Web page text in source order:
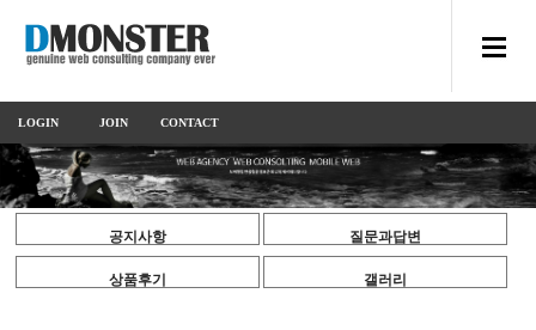
LOGIN JOIN CONTACT
US
공지사항 질문과답변
상품후기 갤러리